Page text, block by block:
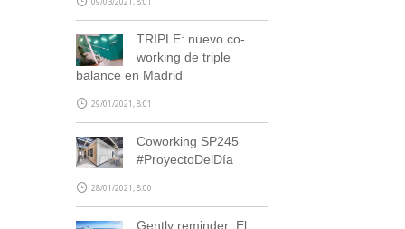
TRIPLE: nuevo co-
working de triple
balance en Madrid
29/01/2021, 8:01
Coworking SP245
#ProyectoDelDía
28/01/2021, 8:00
Gently reminder: El